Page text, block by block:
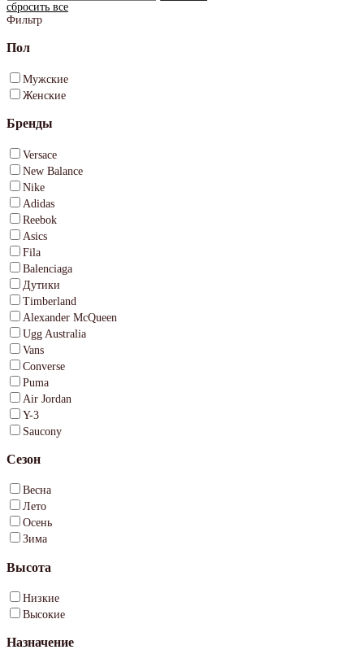
сбросить все
Фильтр
Пол
Мужские
Женские
Бренды
Versace
New Balance
Nike
Adidas
Reebok
Asics
Fila
Balenciaga
Дутики
Timberland
Alexander McQueen
Ugg Australia
Vans
Converse
Puma
Air Jordan
Y-3
Saucony
Сезон
Весна
Лето
Осень
Зима
Высота
Низкие
Высокие
Назначение